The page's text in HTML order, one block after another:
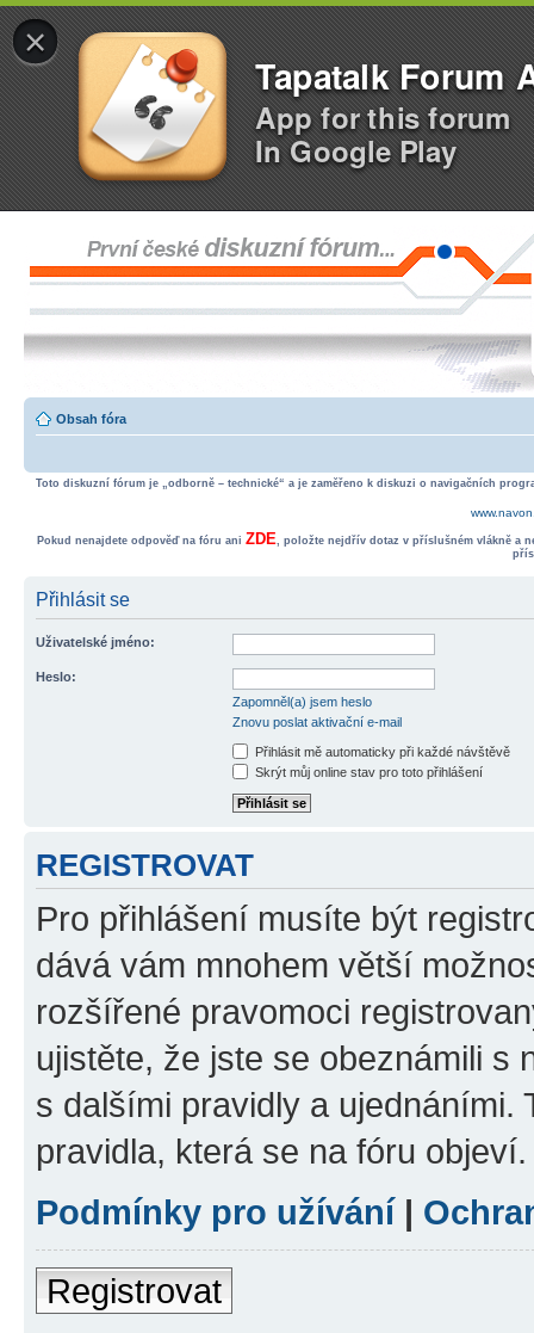
×
Tapatalk Forum
App for this forum
In Google Play
Obsah fóra
Toto diskuzní fórum je „odborně – technické“ a je zaměřeno k diskuzi o navigačních
Pokud nenajdete odpověď na fóru ani ZDE, položte nejdřív dotaz v příslušném vlákně a
Přihlásit se
Uživatelské jméno:
Heslo:
Zapomněl(a) jsem heslo
Znovu poslat aktivační e-mail
Přihlásit mě automaticky při každé návštěvě
Skrýt můj online stav pro toto přihlášení
REGISTROVAT
Pro přihlášení musíte být
dává vám mnohem větší
rozšířené pravomoci
ujistěte, že jste se obeznámili s
s dalšími pravidly a ujednáními.
pravidla, která se na fóru objeví.
Podmínky pro užívání|
Registrovat